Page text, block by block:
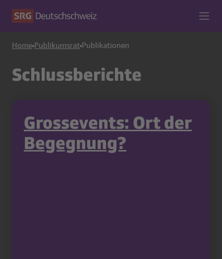
Home Publikumsrat Publikationen
Schlussberichte
Grossevents: Ort der
Begegnung?